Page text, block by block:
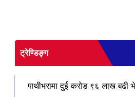
ट्रेण्डिङ्ग
पाथीभरामा दुई करोड ९६ लाख